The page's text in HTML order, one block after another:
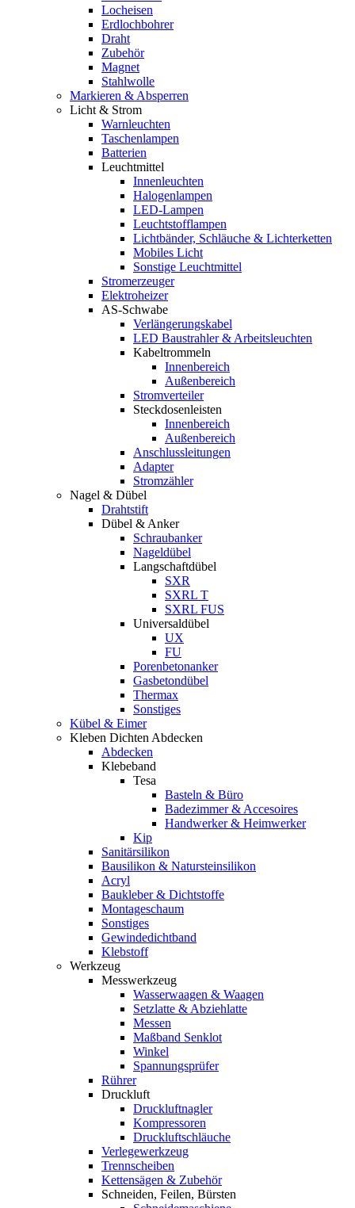
Locheisen
Erdlochbohrer
Draht
Zubehör
Magnet
Stahlwolle
Markieren & Absperren
Licht & Strom
Warnleuchten
Taschenlampen
Batterien
Leuchtmittel
Innenleuchten
Halogenlampen
LED-Lampen
Leuchtstofflampen
Lichtbänder, Schläuche & Lichterketten
Mobiles Licht
Sonstige Leuchtmittel
Stromerzeuger
Elektroheizer
AS-Schwabe
Verlängerungskabel
LED Baustrahler & Arbeitsleuchten
Kabeltrommeln
Innenbereich
Außenbereich
Stromverteiler
Steckdosenleisten
Innenbereich
Außenbereich
Anschlussleitungen
Adapter
Stromzähler
Nagel & Dübel
Drahtstift
Dübel & Anker
Schraubanker
Nageldübel
Langschaftdübel
SXR
SXRL T
SXRL FUS
Universaldübel
UX
FU
Porenbetonanker
Gasbetondübel
Thermax
Sonstiges
Kübel & Eimer
Kleben Dichten Abdecken
Abdecken
Klebeband
Tesa
Basteln & Büro
Badezimmer & Accesoires
Handwerker & Heimwerker
Kip
Sanitärsilikon
Bausilikon & Natursteinsilikon
Acryl
Baukleber & Dichtstoffe
Montageschaum
Sonstiges
Gewindedichtband
Klebstoff
Werkzeug
Messwerkzeug
Wasserwaagen & Waagen
Setzlatte & Abziehlatte
Messen
Maßband Senklot
Winkel
Spannungsprüfer
Rührer
Druckluft
Druckluftnagler
Kompressoren
Druckluftschläuche
Verlegewerkzeug
Trennscheiben
Kettensägen & Zubehör
Schneiden, Feilen, Bürsten